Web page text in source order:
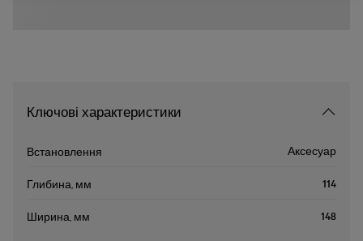
Ключові характеристики
Встановлення Аксесуар
Глибина, мм 114
Ширина, мм 148